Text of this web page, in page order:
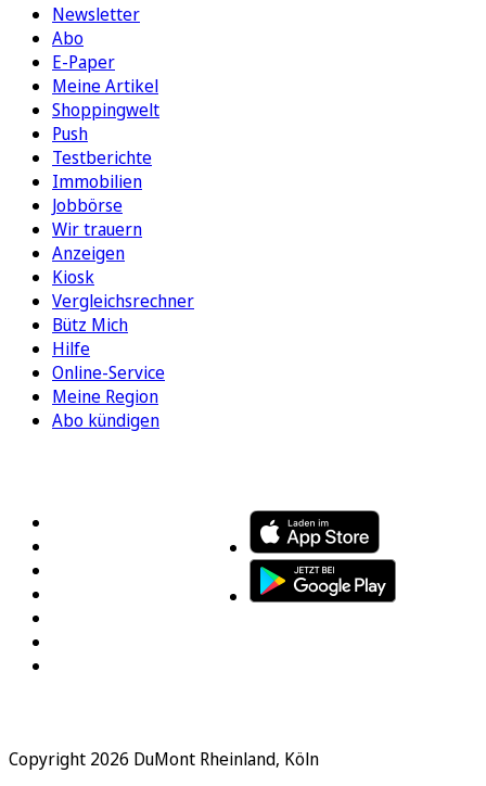
Newsletter
Abo
E-Paper
Meine Artikel
Shoppingwelt
Push
Testberichte
Immobilien
Jobbörse
Wir trauern
Anzeigen
Kiosk
Vergleichsrechner
Bütz Mich
Hilfe
Online-Service
Meine Region
Abo kündigen
Copyright 2026 DuMont Rheinland, Köln